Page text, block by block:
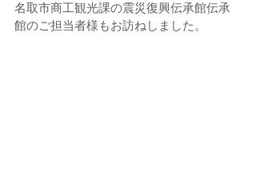
名取市商工観光課の震災復興伝承館伝承
館のご担当者様もお訪ねしました。